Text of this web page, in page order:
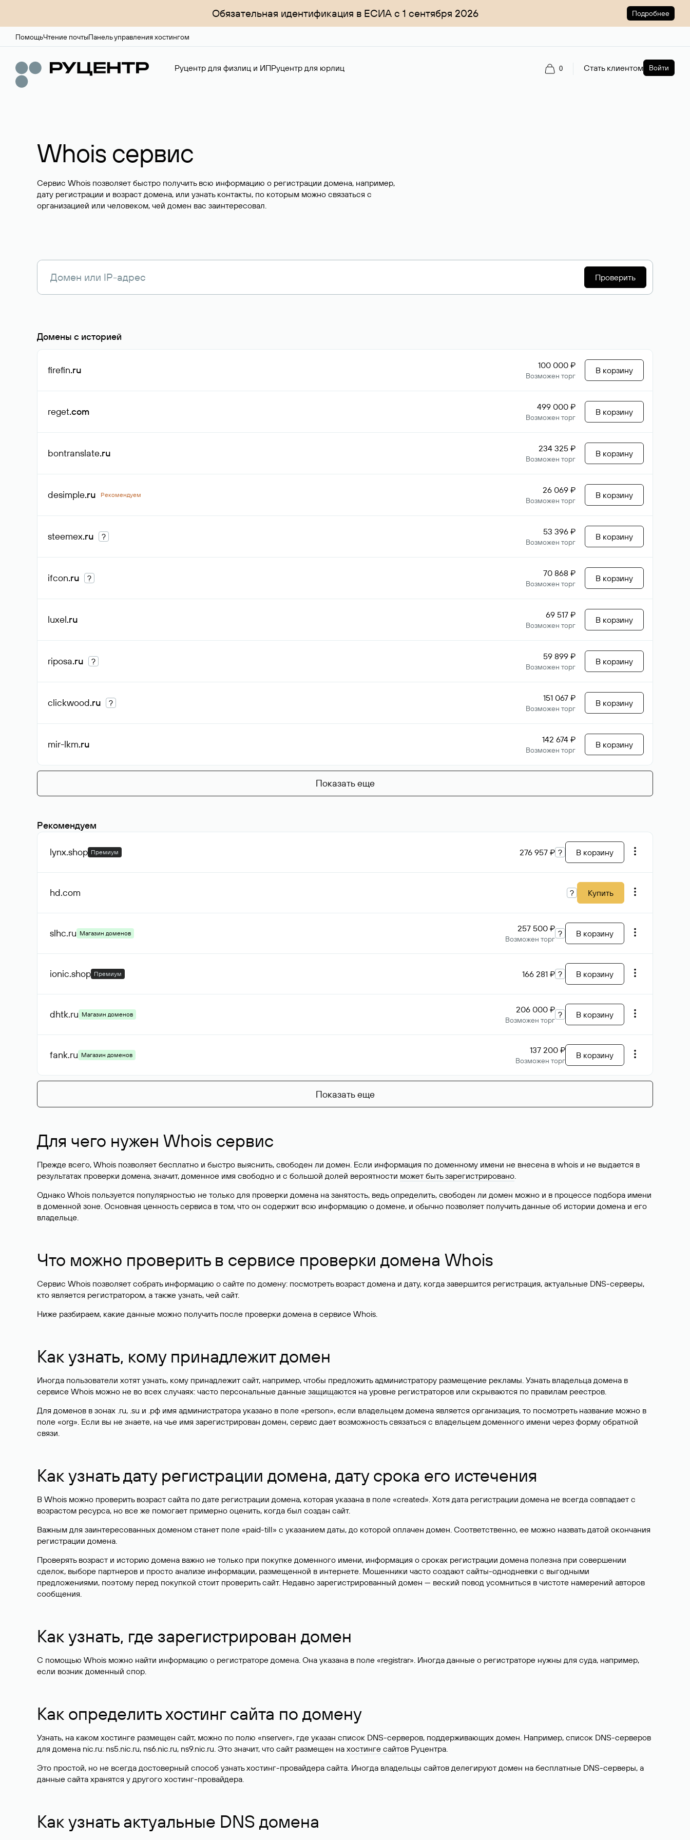
Обязательная идентификация в ЕСИА с 1 сентября 2026 Подробнее
ПомощьЧтение почтыПанель управления хостингом
Руцентр для физлиц и ИПРуцентр для юрлиц 0 Стать клиентом Войти
Whois сервис
Сервис Whois позволяет быстро получить всю информацию о регистрации домена, например,
дату регистрации и возраст домена, или узнать контакты, по которым можно связаться с
организацией или человеком, чей домен вас заинтересовал.
Проверить
Домены с историей
firefin.ru 100 000 ₽
Возможен торг
В корзину
reget.com 499 000 ₽
Возможен торг
В корзину
bontranslate.ru 234 325 ₽
Возможен торг
В корзину
desimple.ru Рекомендуем 26 069 ₽
Возможен торг
В корзину
steemex.ru ? 53 396 ₽
Возможен торг
В корзину
ifcon.ru ? 70 868 ₽
Возможен торг
В корзину
luxel.ru 69 517 ₽
Возможен торг
В корзину
riposa.ru ? 59 899 ₽
Возможен торг
В корзину
clickwood.ru ? 151 067 ₽
Возможен торг
В корзину
mir-lkm.ru 142 674 ₽
Возможен торг
В корзину
Показать еще
Рекомендуем
lynx.shop Премиум 276 957 ₽ ? В корзину
hd.com ? Купить
slhc.ru Магазин доменов 257 500 ₽
Возможен торг
? В корзину
ionic.shop Премиум 166 281 ₽ ? В корзину
dhtk.ru Магазин доменов 206 000 ₽
Возможен торг
? В корзину
fank.ru Магазин доменов 137 200 ₽
Возможен торг
В корзину
Показать еще
Для чего нужен Whois сервис
Прежде всего, Whois позволяет бесплатно и быстро выяснить, свободен ли домен. Если информация по доменному имени не внесена в whois и не выдается в
результатах проверки домена, значит, доменное имя свободно и с большой долей вероятности может быть зарегистрировано.
Однако Whois пользуется популярностью не только для проверки домена на занятость, ведь определить, свободен ли домен можно и в процессе подбора имени
в доменной зоне. Основная ценность сервиса в том, что он содержит всю информацию о домене, и обычно позволяет получить данные об истории домена и его
владельце.
Что можно проверить в сервисе проверки домена Whois
Сервис Whois позволяет собрать информацию о сайте по домену: посмотреть возраст домена и дату, когда завершится регистрация, актуальные DNS-серверы,
кто является регистратором, а также узнать, чей сайт.
Ниже разбираем, какие данные можно получить после проверки домена в сервисе Whois.
Как узнать, кому принадлежит домен
Иногда пользователи хотят узнать, кому принадлежит сайт, например, чтобы предложить администратору размещение рекламы. Узнать владельца домена в
сервисе Whois можно не во всех случаях: часто персональные данные защищаются на уровне регистраторов или скрываются по правилам реестров.
Для доменов в зонах .ru, .su и .рф имя администратора указано в поле «person», если владельцем домена является организация, то посмотреть название можно в
поле «org». Если вы не знаете, на чье имя зарегистрирован домен, сервис дает возможность связаться с владельцем доменного имени через форму обратной
связи.
Как узнать дату регистрации домена, дату срока его истечения
В Whois можно проверить возраст сайта по дате регистрации домена, которая указана в поле «created». Хотя дата регистрации домена не всегда совпадает с
возрастом ресурса, но все же помогает примерно оценить, когда был создан сайт.
Важным для заинтересованных доменом станет поле «paid-till» с указанием даты, до которой оплачен домен. Соответственно, ее можно назвать датой окончания
регистрации домена.
Проверять возраст и историю домена важно не только при покупке доменного имени, информация о сроках регистрации домена полезна при совершении
сделок, выборе партнеров и просто анализе информации, размещенной в интернете. Мошенники часто создают сайты-однодневки с выгодными
предложениями, поэтому перед покупкой стоит проверить сайт. Недавно зарегистрированный домен — веский повод усомниться в чистоте намерений авторов
сообщения.
Как узнать, где зарегистрирован домен
С помощью Whois можно найти информацию о регистраторе домена. Она указана в поле «registrar». Иногда данные о регистраторе нужны для суда, например,
если возник доменный спор.
Как определить хостинг сайта по домену
Узнать, на каком хостинге размещен сайт, можно по полю «nserver», где указан список DNS-серверов, поддерживающих домен. Например, список DNS-серверов
для домена nic.ru: ns5.nic.ru, ns6.nic.ru, ns9.nic.ru. Это значит, что сайт размещен на хостинге сайтов Руцентра.
Это простой, но не всегда достоверный способ узнать хостинг-провайдера сайта. Иногда владельцы сайтов делегируют домен на бесплатные DNS-серверы, а
данные сайта хранятся у другого хостинг-провайдера.
Как узнать актуальные DNS домена